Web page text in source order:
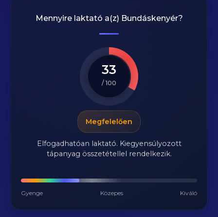
Mennyire laktató a(z) Bundáskenyér?
33
/ 100
Megfelelően
Elfogadhatóan laktató. Kiegyensúlyozott
tápanyag összetétellel rendelkezik.
Gyenge Közepes Kiváló